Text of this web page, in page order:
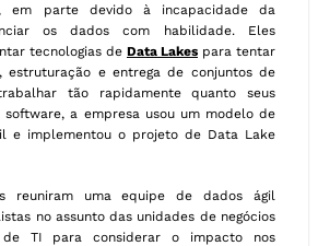
em parte devido à incapacidade da
os dados com habilidade. Eles
tecnologias de Data Lakes para tentar
estruturação e entrega de conjuntos de
tão rapidamente quanto seus
software, a empresa usou um modelo de
e implementou o projeto de Data Lake
reuniram uma equipe de dados ágil
no assunto das unidades de negócios
TI para considerar o impacto nos